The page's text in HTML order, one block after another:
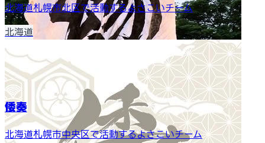
北海道札幌市北区で活動するよさこいチーム
北海道
倭奏
北海道札幌市中央区で活動するよさこいチーム